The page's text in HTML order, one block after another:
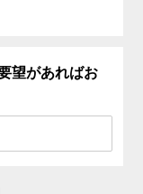
望があればお